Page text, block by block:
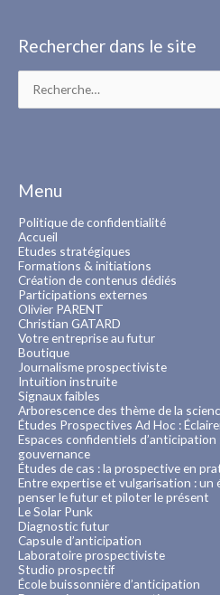
Rechercher dans le site
Rechercher :
Menu
Politique de confidentialité
Accueil
Etudes stratégiques
Formations & initiations
Création de contenus dédiés
Participations externes
Olivier PARENT
Christian GATARD
Votre entreprise au futur
Boutique
Journalisme prospectiviste
Intuition instruite
Signaux faibles
Arborescence des thème de la
Études Prospectives Ad Hoc :
Espaces confidentiels
gouvernance
Études de cas : la prospective en
Entre expertise et vulgarisation : un
penser le futur et piloter le présent
Le Solar Punk
Diagnostic futur
Capsule d’anticipation
Laboratoire prospectiviste
Studio prospectif
École buissonnière d’anticipation